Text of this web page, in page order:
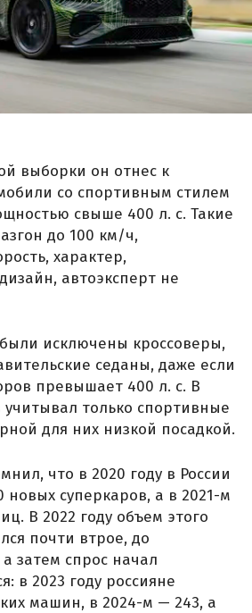
выборки он отнес к
со спортивным стилем
свыше 400 л. с. Такие
до 100 км/ч,
характер,
автоэксперт не
исключены кроссоверы,
седаны, даже если
превышает 400 л. с. В
только спортивные
для них низкой посадкой.
что в 2020 году в России
суперкаров, а в 2021-м
В 2022 году объем этого
почти втрое, до
затем спрос начал
в 2023 году россияне
машин, в 2024-м — 243, а